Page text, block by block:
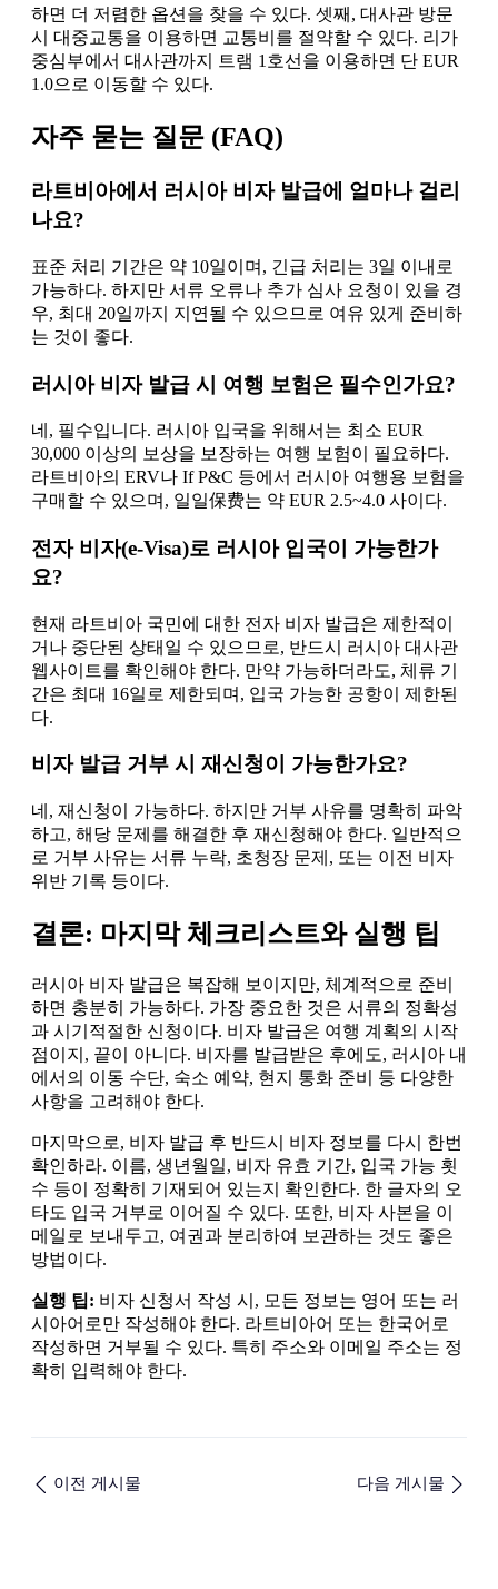
하면 더 저렴한 옵션을 찾을 수 있다. 셋째, 대사관 방문
시 대중교통을 이용하면 교통비를 절약할 수 있다. 리가
중심부에서 대사관까지 트램 1호선을 이용하면 단 EUR
1.0으로 이동할 수 있다.
자주 묻는 질문 (FAQ)
라트비아에서 러시아 비자 발급에 얼마나 걸리
나요?
표준 처리 기간은 약 10일이며, 긴급 처리는 3일 이내로
가능하다. 하지만 서류 오류나 추가 심사 요청이 있을 경
우, 최대 20일까지 지연될 수 있으므로 여유 있게 준비하
는 것이 좋다.
러시아 비자 발급 시 여행 보험은 필수인가요?
네, 필수입니다. 러시아 입국을 위해서는 최소 EUR
30,000 이상의 보상을 보장하는 여행 보험이 필요하다.
라트비아의 ERV나 If P&C 등에서 러시아 여행용 보험을
구매할 수 있으며, 일일保费는 약 EUR 2.5~4.0 사이다.
전자 비자(e-Visa)로 러시아 입국이 가능한가
요?
현재 라트비아 국민에 대한 전자 비자 발급은 제한적이
거나 중단된 상태일 수 있으므로, 반드시 러시아 대사관
웹사이트를 확인해야 한다. 만약 가능하더라도, 체류 기
간은 최대 16일로 제한되며, 입국 가능한 공항이 제한된
다.
비자 발급 거부 시 재신청이 가능한가요?
네, 재신청이 가능하다. 하지만 거부 사유를 명확히 파악
하고, 해당 문제를 해결한 후 재신청해야 한다. 일반적으
로 거부 사유는 서류 누락, 초청장 문제, 또는 이전 비자
위반 기록 등이다.
결론: 마지막 체크리스트와 실행 팁
러시아 비자 발급은 복잡해 보이지만, 체계적으로 준비
하면 충분히 가능하다. 가장 중요한 것은 서류의 정확성
과 시기적절한 신청이다. 비자 발급은 여행 계획의 시작
점이지, 끝이 아니다. 비자를 발급받은 후에도, 러시아 내
에서의 이동 수단, 숙소 예약, 현지 통화 준비 등 다양한
사항을 고려해야 한다.
마지막으로, 비자 발급 후 반드시 비자 정보를 다시 한번
확인하라. 이름, 생년월일, 비자 유효 기간, 입국 가능 횟
수 등이 정확히 기재되어 있는지 확인한다. 한 글자의 오
타도 입국 거부로 이어질 수 있다. 또한, 비자 사본을 이
메일로 보내두고, 여권과 분리하여 보관하는 것도 좋은
방법이다.
실행 팁: 비자 신청서 작성 시, 모든 정보는 영어 또는 러
시아어로만 작성해야 한다. 라트비아어 또는 한국어로
작성하면 거부될 수 있다. 특히 주소와 이메일 주소는 정
확히 입력해야 한다.
이전 게시물 다음 게시물